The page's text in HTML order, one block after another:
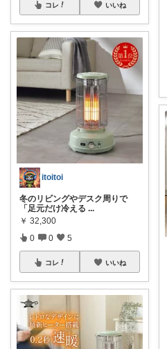
コレ いいね
itoitoi
冬のリビングやデスク周りで
「足元だけ冷える ...
￥ 32,300
0 0 5
コレ いいね